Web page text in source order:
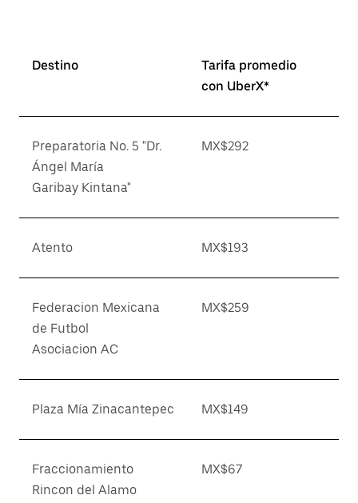
Destino
Tarifa promedio
con UberX*
Preparatoria No. 5 "Dr.
Ángel María
Garibay Kintana"
MX$292
Atento MX$193
Federacion Mexicana
de Futbol
Asociacion AC
MX$259
Plaza Mía Zinacantepec MX$149
Fraccionamiento
Rincon del Alamo
MX$67